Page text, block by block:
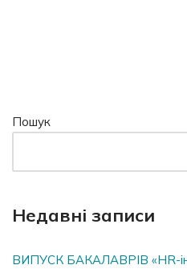
Пошук
Недавні записи
ВИПУСК БАКАЛАВРІВ «HR-